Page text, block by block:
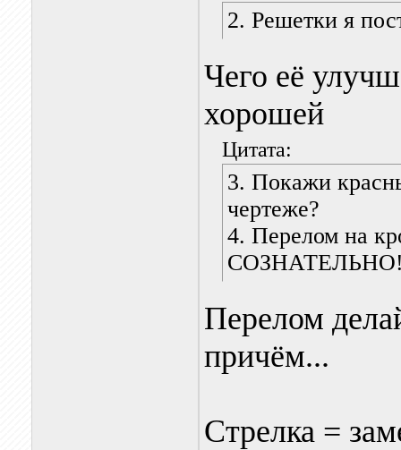
2. Решетки я
Чего её
хорошей
Цитата:
3. Покажи
чертеже?
4. Перелом на
Перелом
причём...
Стрелка =